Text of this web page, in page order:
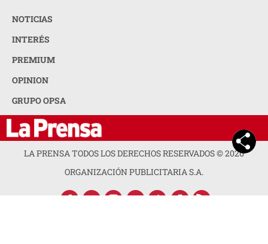
NOTICIAS
INTERÉS
PREMIUM
OPINION
GRUPO OPSA
LA PRENSA TODOS LOS DERECHOS RESERVADOS ©2026
ORGANIZACIÓN PUBLICITARIA S.A.